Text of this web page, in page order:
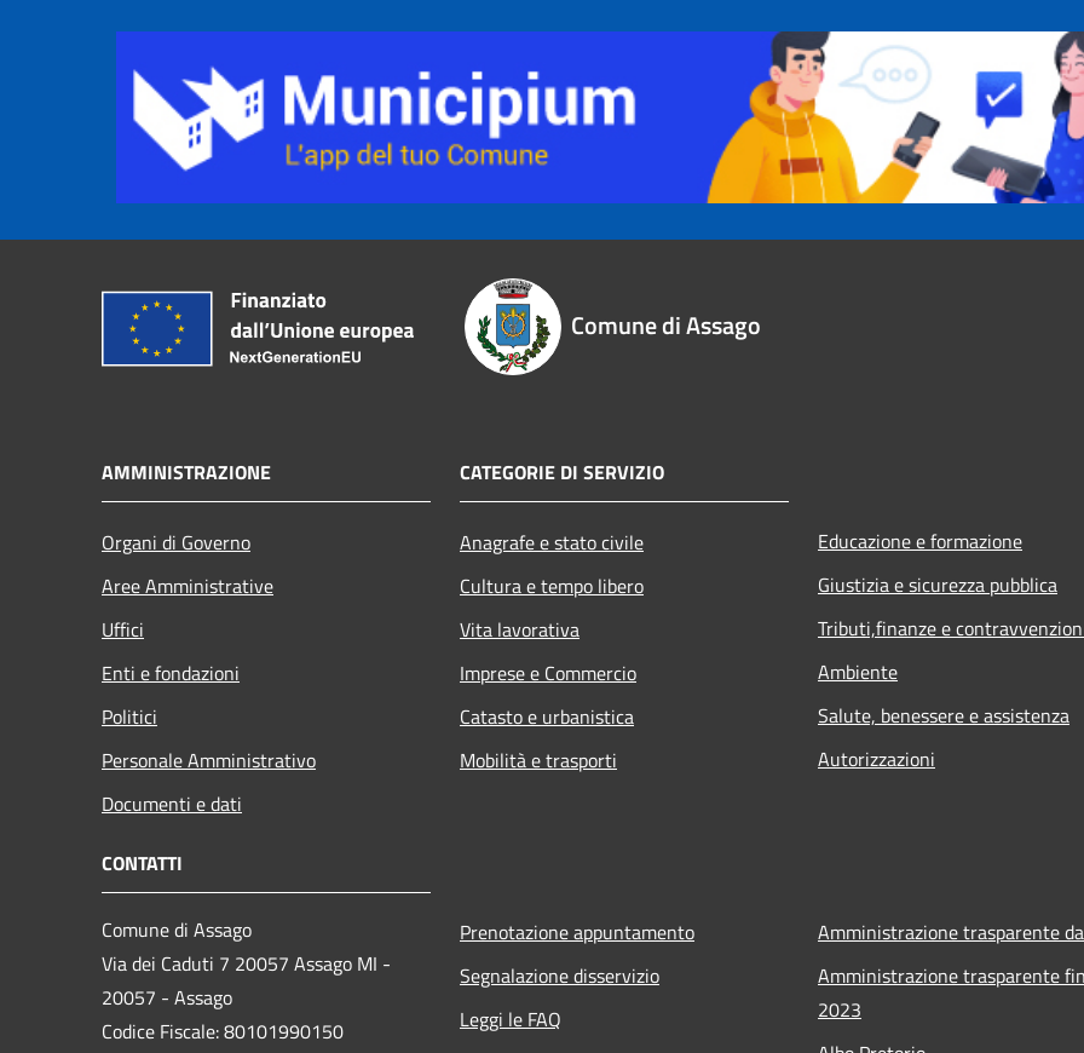
Comune di Assago
AMMINISTRAZIONE
Organi di Governo
Aree Amministrative
Uffici
Enti e fondazioni
Politici
Personale Amministrativo
Documenti e dati
CATEGORIE DI SERVIZIO
Anagrafe e stato civile
Cultura e tempo libero
Vita lavorativa
Imprese e Commercio
Catasto e urbanistica
Mobilità e trasporti
Educazione e formazione
Giustizia e sicurezza pubblica
Tributi,finanze e
Ambiente
Salute, benessere e assistenza
Autorizzazioni
CONTATTI
Comune di Assago
Via dei Caduti 7 20057 Assago MI -
20057 - Assago
Codice Fiscale: 80101990150
Prenotazione appuntamento
Segnalazione disservizio
Leggi le FAQ
Amministrazione trasparente
Amministrazione trasparente
2023